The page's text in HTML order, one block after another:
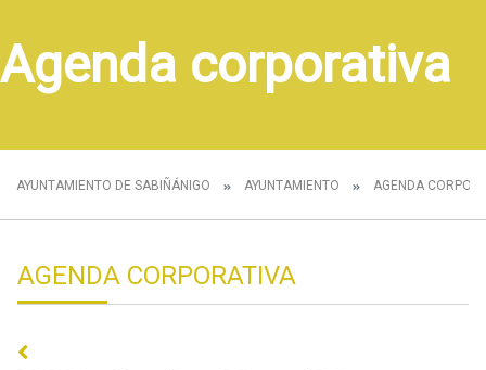
Agenda corporativa
AYUNTAMIENTO DE SABIÑÁNIGO AYUNTAMIENTO AGENDA
AGENDA CORPORATIVA